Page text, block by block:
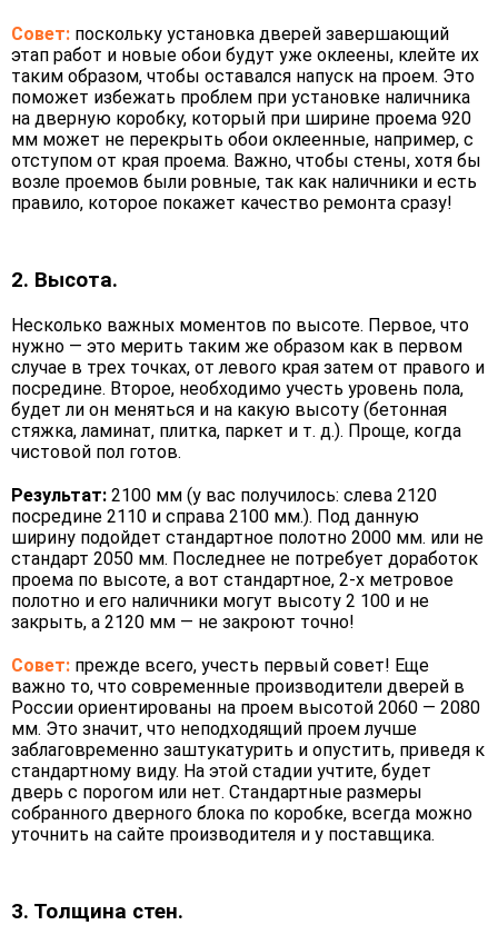
Совет: поскольку установка дверей завершающий
этап работ и новые обои будут уже оклеены, клейте их
таким образом, чтобы оставался напуск на проем. Это
поможет избежать проблем при установке наличника
на дверную коробку, который при ширине проема 920
мм может не перекрыть обои оклеенные, например, с
отступом от края проема. Важно, чтобы стены, хотя бы
возле проемов были ровные, так как наличники и есть
правило, которое покажет качество ремонта сразу!
2. Высота.
Несколько важных моментов по высоте. Первое, что
нужно — это мерить таким же образом как в первом
случае в трех точках, от левого края затем от правого и
посредине. Второе, необходимо учесть уровень пола,
будет ли он меняться и на какую высоту (бетонная
стяжка, ламинат, плитка, паркет и т. д.). Проще, когда
чистовой пол готов.
Результат: 2100 мм (у вас получилось: слева 2120
посредине 2110 и справа 2100 мм.). Под данную
ширину подойдет стандартное полотно 2000 мм. или не
стандарт 2050 мм. Последнее не потребует доработок
проема по высоте, а вот стандартное, 2-х метровое
полотно и его наличники могут высоту 2 100 и не
закрыть, а 2120 мм — не закроют точно!
Совет: прежде всего, учесть первый совет! Еще
важно то, что современные производители дверей в
России ориентированы на проем высотой 2060 — 2080
мм. Это значит, что неподходящий проем лучше
заблаговременно заштукатурить и опустить, приведя к
стандартному виду. На этой стадии учтите, будет
дверь с порогом или нет. Стандартные размеры
собранного дверного блока по коробке, всегда можно
уточнить на сайте производителя и у поставщика.
3. Толщина стен.